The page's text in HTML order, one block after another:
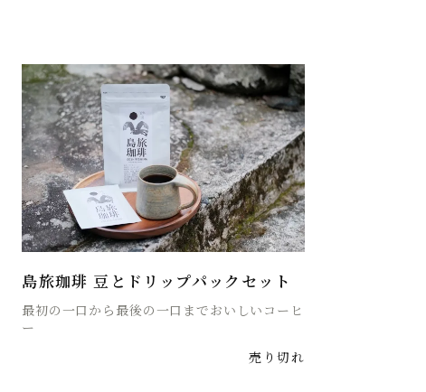
島旅珈琲 豆とドリップパックセット
最初の一口から最後の一口までおいしいコーヒ
ー
売り切れ